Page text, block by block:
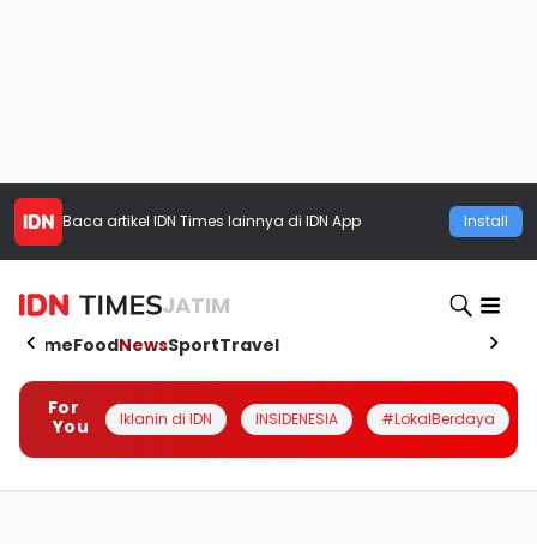
Baca artikel IDN Times lainnya di IDN App Install
JATIM
HomeFoodNewsSportTravel
For
You
Iklanin di IDN INSIDENESIA #LokalBerdaya